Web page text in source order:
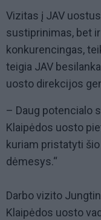
Vizitas į JAV
sustiprinimas, bet
konkurencingas,
teigia JAV
uosto direkcijos
– Daug potencialo
Klaipėdos uosto
kuriam pristatyti
dėmesys.“
Darbo vizito
Klaipėdos uosto